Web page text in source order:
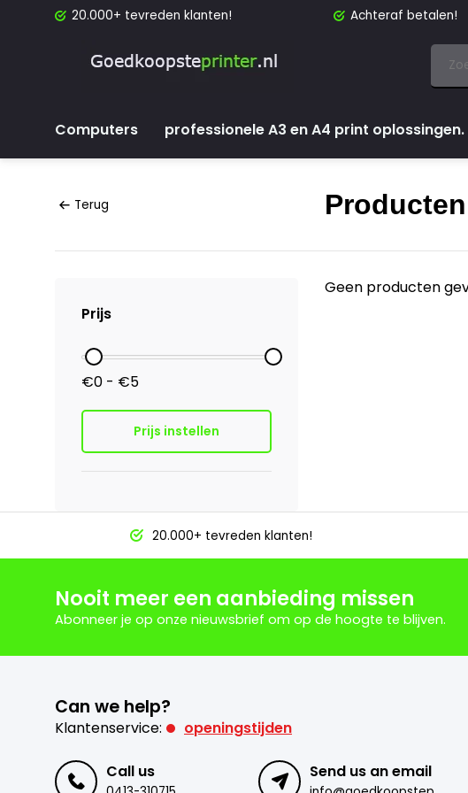
20.000+ tevreden klanten! Achteraf betalen!
Computers professionele A3 en A4 print oplossingen.
Terug
Prijs
€0 - €5
Prijs instellen
Geen producten
20.000+ tevreden klanten!
Nooit meer een aanbieding missen
Abonneer je op onze nieuwsbrief om op de hoogte te blijven.
Can we help?
Klantenservice: openingstijden
Call us
Send us an email